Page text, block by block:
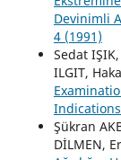
Devinimli
4 (1991)
Sedat
ILGIT,
Indications
Şükran
DİLMEN,